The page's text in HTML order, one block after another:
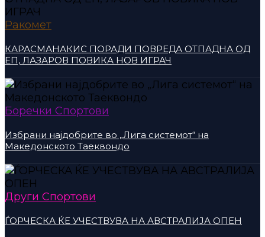
Ракомет
КАРАСМАНАКИС ПОРАДИ ПОВРЕДА ОТПАДНА ОД
ЕП, ЛАЗАРОВ ПОВИКА НОВ ИГРАЧ
Боречки Спортови
Избрани најдобрите во „Лига системот“ на
Македонското Таеквондо
Други Спортови
ЃОРЧЕСКА ЌЕ УЧЕСТВУВА НА АВСТРАЛИЈА ОПЕН